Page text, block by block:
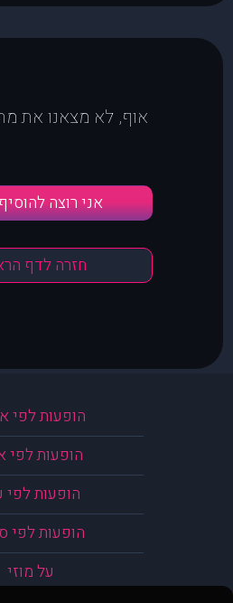
אוף, לא מצאנו את
אני רוצה
חזרה לדף
הופעות לפי
הופעות לפי
הופעות לפי
הופעות לפי
על מוזי